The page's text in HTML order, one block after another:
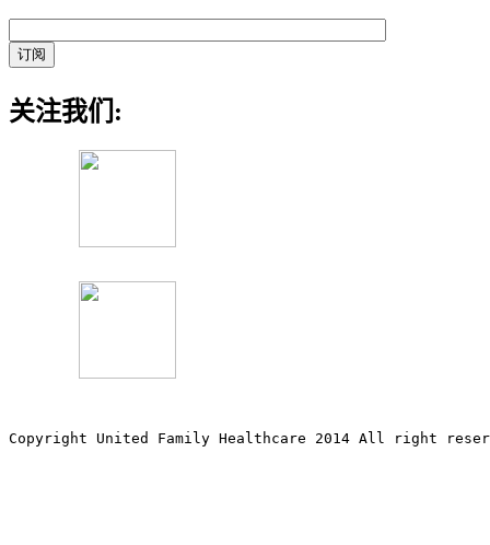
关注我们:
Copyright United Family Healthcare 2014 All right